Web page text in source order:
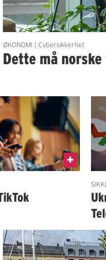
ØKONOMI | Cybersikkerhet
Dette må